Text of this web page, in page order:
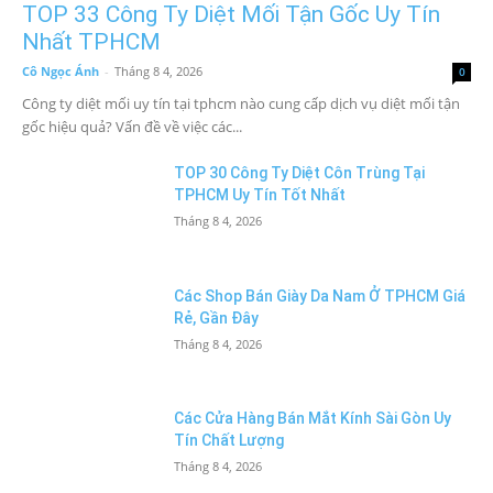
TOP 33 Công Ty Diệt Mối Tận Gốc Uy Tín
Nhất TPHCM
Cô Ngọc Ánh - Tháng 8 4, 2026 0
Công ty diệt mối uy tín tại tphcm nào cung cấp dịch vụ diệt mối tận
gốc hiệu quả? Vấn đề về việc các...
TOP 30 Công Ty Diệt Côn Trùng Tại
TPHCM Uy Tín Tốt Nhất
Tháng 8 4, 2026
Các Shop Bán Giày Da Nam Ở TPHCM Giá
Rẻ, Gần Đây
Tháng 8 4, 2026
Các Cửa Hàng Bán Mắt Kính Sài Gòn Uy
Tín Chất Lượng
Tháng 8 4, 2026